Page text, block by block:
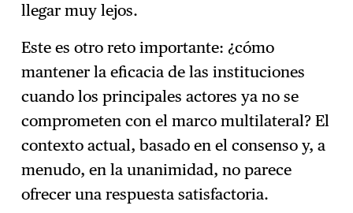
llegar muy lejos.
Este es otro reto importante: ¿cómo
mantener la eficacia de las instituciones
cuando los principales actores ya no se
comprometen con el marco multilateral? El
contexto actual, basado en el consenso y, a
menudo, en la unanimidad, no parece
ofrecer una respuesta satisfactoria.